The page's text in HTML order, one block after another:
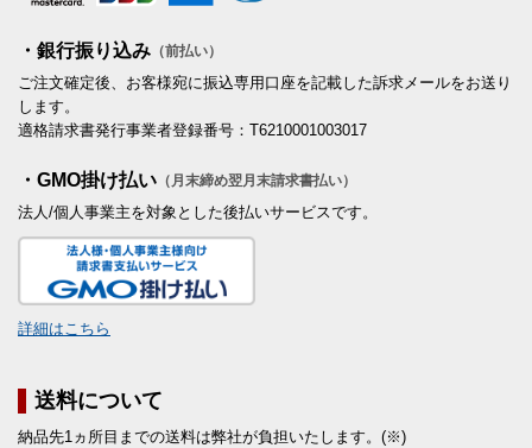
・銀行振り込み （前払い）
ご注文確定後、お客様宛に振込専用口座を記載した訴求メールをお送り
します。
適格請求書発行事業者登録番号：T6210001003017
・GMO掛け払い （月末締め翌月末請求書払い）
法人/個人事業主を対象とした後払いサービスです。
詳細はこちら
送料について
納品先1ヵ所目までの送料は弊社が負担いたします。(※)